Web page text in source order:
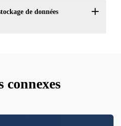
de données
connexes